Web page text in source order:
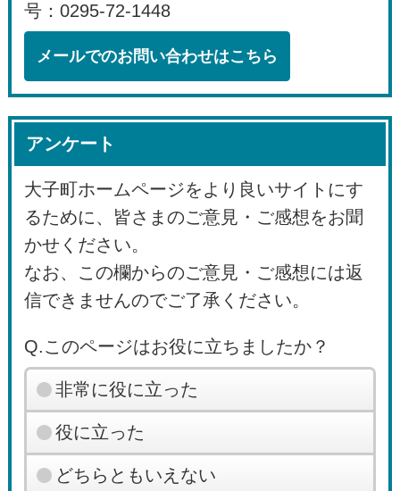
号：0295-72-1448
メールでのお問い合わせはこちら
アンケート
大子町ホームページをより良いサイトにす
るために、皆さまのご意見・ご感想をお聞
かせください。
なお、この欄からのご意見・ご感想には返
信できませんのでご了承ください。
Q.このページはお役に立ちましたか？
非常に役に立った
役に立った
どちらともいえない